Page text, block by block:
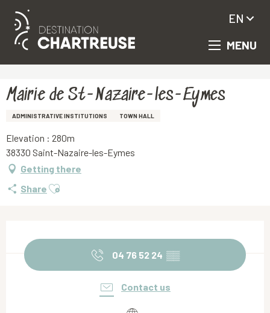
Aller
principal
MENU
EN
Mairie de St-Nazaire-les-Eymes
ADMINISTRATIVE INSTITUTIONS TOWN HALL
Elevation : 280m
38330 Saint-Nazaire-les-Eymes
Getting there
Share Ajouter aux favoris
04 76 52 24 ▒▒
Contact us